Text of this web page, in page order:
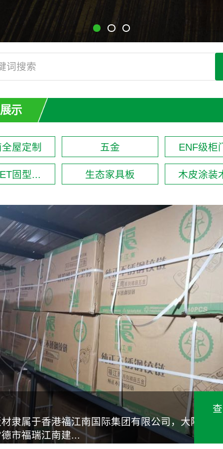
示
屋定制 五金 ENF级柜
固型... 生态家具板 木皮涂装
隶属于香港福江南国际集团有限公司，大陆
市福瑞江南建...